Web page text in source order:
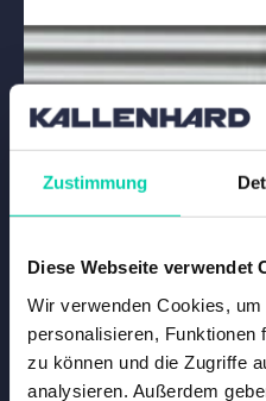
Zustimmung
Diese Webseite verwendet
Wir verwenden Cookies,
personalisieren, Funktionen
zu können und die Zugriffe
analysieren. Außerdem